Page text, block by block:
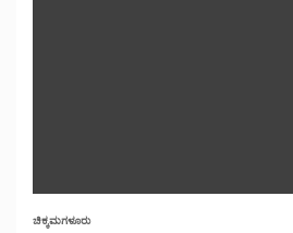
ಚಿಕ್ಕಮಗಳೂರು